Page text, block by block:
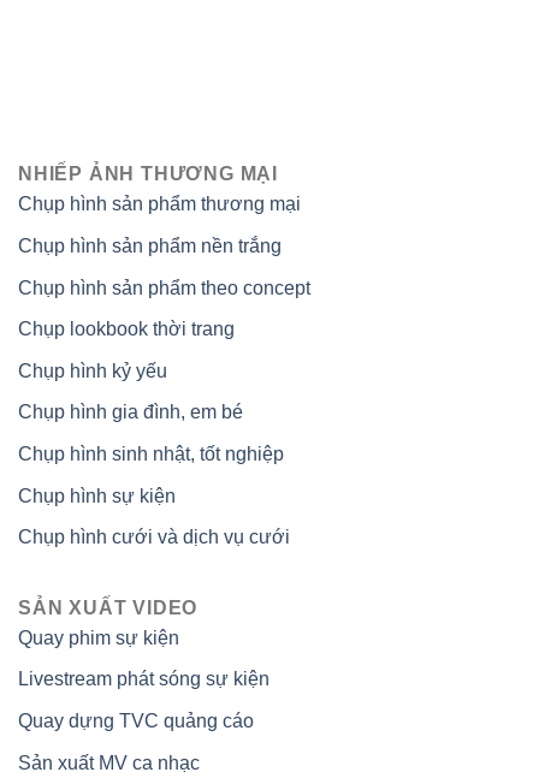
NHIẾP ẢNH THƯƠNG MẠI
Chụp hình sản phẩm thương mại
Chụp hình sản phẩm nền trắng
Chụp hình sản phẩm theo concept
Chụp lookbook thời trang
Chụp hình kỷ yếu
Chụp hình gia đình, em bé
Chụp hình sinh nhật, tốt nghiệp
Chụp hình sự kiện
Chụp hình cưới và dịch vụ cưới
SẢN XUẤT VIDEO
Quay phim sự kiện
Livestream phát sóng sự kiện
Quay dựng TVC quảng cáo
Sản xuất MV ca nhạc